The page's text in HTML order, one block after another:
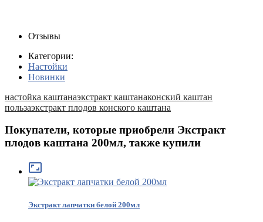
Отзывы
Категории:
Настойки
Новинки
настойка каштанаэкстракт каштанаконский каштан
пользаэкстракт плодов конского каштана
Покупатели, которые приобрели Экстракт
плодов каштана 200мл, также купили

Экстракт лапчатки белой 200мл